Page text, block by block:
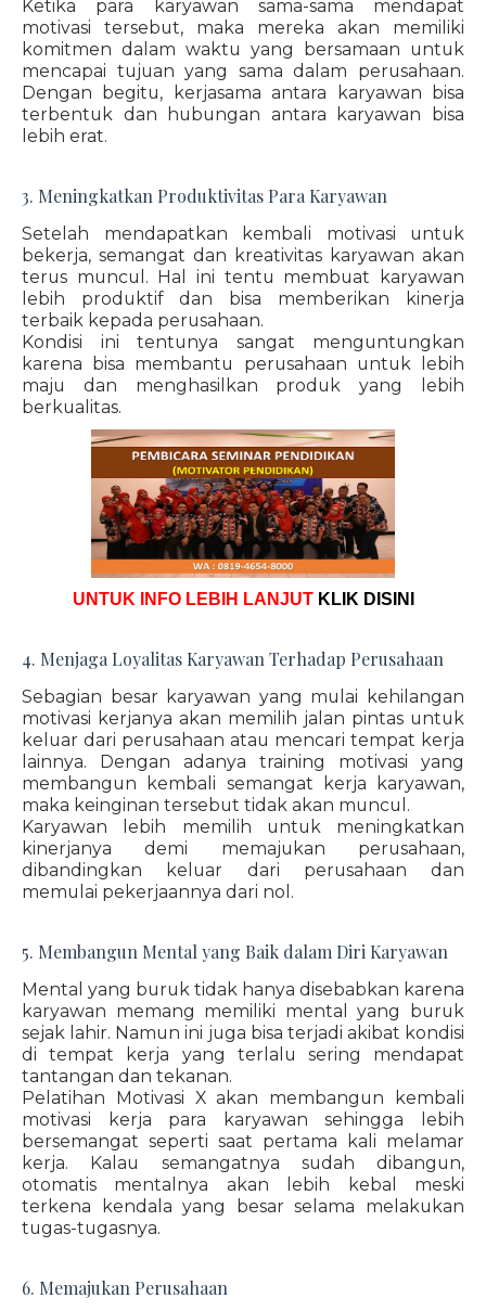
Ketika para karyawan sama-sama mendapat
motivasi tersebut, maka mereka akan memiliki
komitmen dalam waktu yang bersamaan untuk
mencapai tujuan yang sama dalam perusahaan.
Dengan begitu, kerjasama antara karyawan bisa
terbentuk dan hubungan antara karyawan bisa
lebih erat.
3. Meningkatkan Produktivitas Para Karyawan
Setelah mendapatkan kembali motivasi untuk
bekerja, semangat dan kreativitas karyawan akan
terus muncul. Hal ini tentu membuat karyawan
lebih produktif dan bisa memberikan kinerja
terbaik kepada perusahaan.
Kondisi ini tentunya sangat menguntungkan
karena bisa membantu perusahaan untuk lebih
maju dan menghasilkan produk yang lebih
berkualitas.
UNTUK INFO LEBIH LANJUT KLIK DISINI
4. Menjaga Loyalitas Karyawan Terhadap Perusahaan
Sebagian besar karyawan yang mulai kehilangan
motivasi kerjanya akan memilih jalan pintas untuk
keluar dari perusahaan atau mencari tempat kerja
lainnya. Dengan adanya training motivasi yang
membangun kembali semangat kerja karyawan,
maka keinginan tersebut tidak akan muncul.
Karyawan lebih memilih untuk meningkatkan
kinerjanya demi memajukan perusahaan,
dibandingkan keluar dari perusahaan dan
memulai pekerjaannya dari nol.
5. Membangun Mental yang Baik dalam Diri Karyawan
Mental yang buruk tidak hanya disebabkan karena
karyawan memang memiliki mental yang buruk
sejak lahir. Namun ini juga bisa terjadi akibat kondisi
di tempat kerja yang terlalu sering mendapat
tantangan dan tekanan.
Pelatihan Motivasi X akan membangun kembali
motivasi kerja para karyawan sehingga lebih
bersemangat seperti saat pertama kali melamar
kerja. Kalau semangatnya sudah dibangun,
otomatis mentalnya akan lebih kebal meski
terkena kendala yang besar selama melakukan
tugas-tugasnya.
6. Memajukan Perusahaan